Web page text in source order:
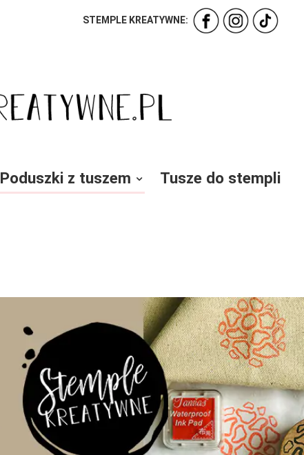
STEMPLE KREATYWNE:
Poduszki z tuszem Tusze do stempli